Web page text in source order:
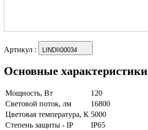
Артикул : LINDII00034
Основные характеристики
Мощность, Вт
120
Световой поток, лм
16800
Цветовая температура, К 5000
Степень защиты - IP
IP65